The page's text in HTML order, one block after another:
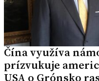
Čína využíva
prízvukuje
USA o Grónsko